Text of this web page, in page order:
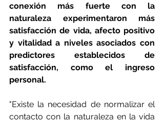
conexión más fuerte con la
naturaleza experimentaron más
satisfacción de vida, afecto positivo
y vitalidad a niveles asociados con
predictores establecidos de
satisfacción, como el ingreso
personal.
"Existe la necesidad de normalizar el
contacto con la naturaleza en la vida